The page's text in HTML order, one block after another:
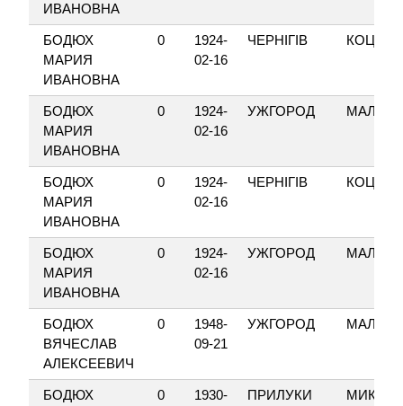
ИВАНОВНА
БОДЮХ
МАРИЯ
ИВАНОВНА
0
1924-
02-16
ЧЕРНІГІВ
БОДЮХ
МАРИЯ
ИВАНОВНА
0
1924-
02-16
УЖГОРОД
БОДЮХ
МАРИЯ
ИВАНОВНА
0
1924-
02-16
ЧЕРНІГІВ
БОДЮХ
МАРИЯ
ИВАНОВНА
0
1924-
02-16
УЖГОРОД
БОДЮХ
ВЯЧЕСЛАВ
АЛЕКСЕЕВИЧ
0
1948-
09-21
УЖГОРОД
БОДЮХ
0
1930-
ПРИЛУКИ